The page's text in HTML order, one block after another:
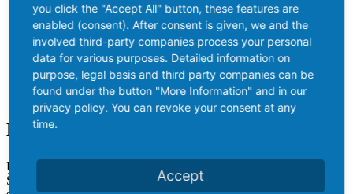
S našimi prémiovými pneumatikami RECOM přispíváme k
zajištění základních dodávek. Neboť naše obnovené
pneumatiky užitkových vozidel poskytují řidičům jistotu a
bezpečnost. Přesnost dodávek je nejvyšší prioritou, navzdory
kolonám na hranicích. Aby se předešlo zbytečným prostojům,
musí být řidiči schopni se spolehnout na svůj dopravní
prostředek a zejména na výkonné pneumatiky.
Bezpečné dodávky po Evropě
Díky výrobě v Evropě a prodejním pobočkám v Rakousku,
Španělsku, České republice a Nizozemsku nabízíme přímo na místě
you click the "Accept All" button, these features are
enabled (consent). After consent is given, we and the
involved third-party companies process your personal
data for various purposes. Detailed information on
purpose, legal basis and third party companies can be
found under the button "More Information" and in our
privacy policy. You can revoke your consent at any
time.
Accept